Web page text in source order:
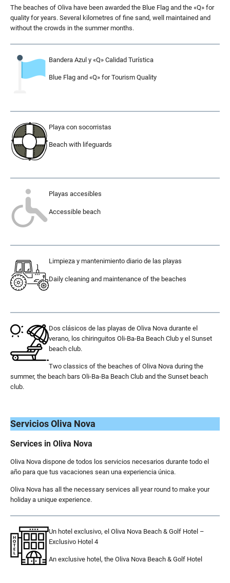
The beaches of Oliva have been awarded the Blue Flag and the «Q» for
quality for years. Several kilometres of fine sand, well maintained and
without the crowds in the summer months.
Bandera Azul y «Q» Calidad Turística
Blue Flag and «Q» for Tourism Quality
Playa con socorristas
Beach with lifeguards
Playas accesibles
Accessible beach
Limpieza y mantenimiento diario de las playas
Daily cleaning and maintenance of the beaches
Dos clásicos de las playas de Oliva Nova durante el
verano, los chiringuitos Oli-Ba-Ba Beach Club y el Sunset
beach club.
Two classics of the beaches of Oliva Nova during the
summer, the beach bars Oli-Ba-Ba Beach Club and the Sunset beach
club.
Servicios Oliva Nova
Services in Oliva Nova
Oliva Nova dispone de todos los servicios necesarios durante todo el
año para que tus vacaciones sean una experiencia única.
Oliva Nova has all the necessary services all year round to make your
holiday a unique experience.
Un hotel exclusivo, el Oliva Nova Beach & Golf Hotel –
Exclusivo Hotel 4
An exclusive hotel, the Oliva Nova Beach & Golf Hotel